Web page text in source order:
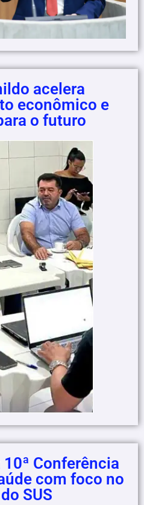
acelera
econômico e
o futuro
Conferência
com foco no
SUS